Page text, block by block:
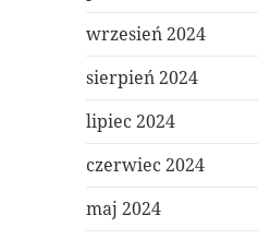
wrzesień 2024
sierpień 2024
lipiec 2024
czerwiec 2024
maj 2024